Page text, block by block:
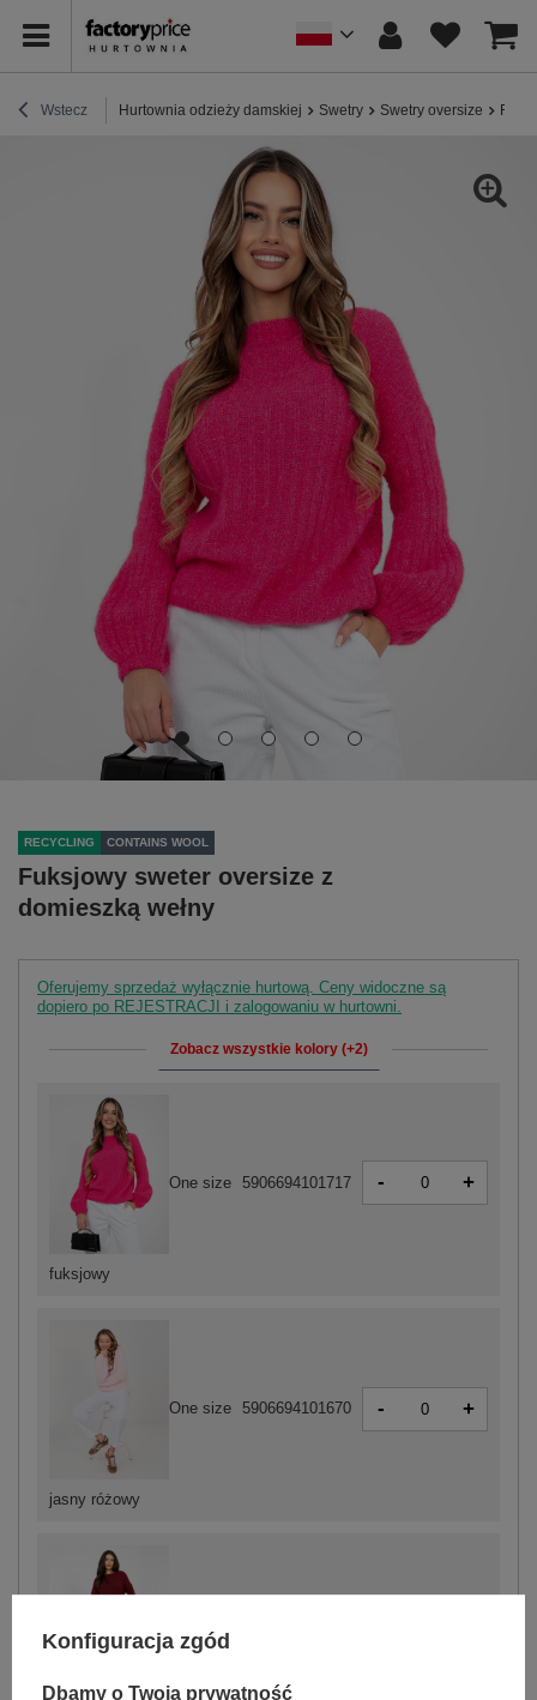
Wstecz Hurtownia odzieży damskiej Swetry Swetry oversize
RECYCLING CONTAINS WOOL
Fuksjowy sweter oversize z
domieszką wełny
Oferujemy sprzedaż wyłącznie hurtową. Ceny widoczne są
dopiero po REJESTRACJI i zalogowaniu w hurtowni.
Zobacz wszystkie kolory (+2)
jasny różowy
One size 5906694101670 - +
fuksjowy
One size 5906694101717 - +
One size
Konfiguracja zgód
Dbamy o Twoją prywatność